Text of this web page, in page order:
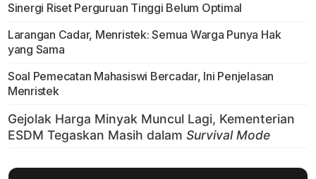
Sinergi Riset Perguruan Tinggi Belum Optimal
Larangan Cadar, Menristek: Semua Warga Punya Hak
yang Sama
Soal Pemecatan Mahasiswi Bercadar, Ini Penjelasan
Menristek